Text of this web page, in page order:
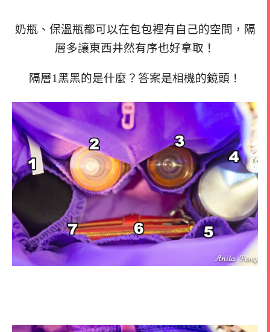
奶瓶、保溫瓶都可以在包包裡有自己的空間， 隔
層多讓東西井然有序也好拿取！
隔層1黑黑的是什麼？答案是相機的鏡頭！